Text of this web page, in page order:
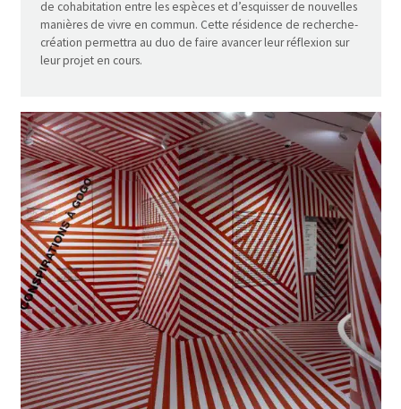
de cohabitation entre les espèces et d’esquisser de nouvelles
manières de vivre en commun. Cette résidence de recherche-
création permettra au duo de faire avancer leur réflexion sur
leur projet en cours.